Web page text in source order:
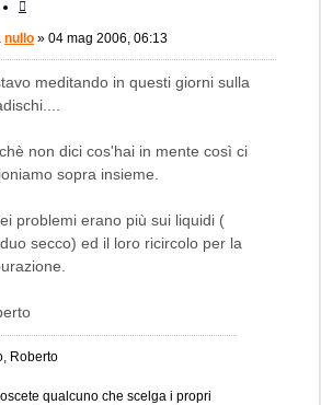
nullo » 04 mag 2006, 06:13
meditando in questi giorni sulla
non dici cos'hai in mente così ci
sopra insieme.
problemi erano più sui liquidi (
secco) ed il loro ricircolo per la
Roberto
qualcuno che scelga i propri